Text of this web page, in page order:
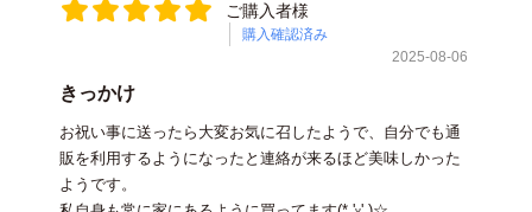
ご購入者様
購入確認済み
2025-08-06
きっかけ
お祝い事に送ったら大変お気に召したようで、自分でも通
販を利用するようになったと連絡が来るほど美味しかった
ようです。